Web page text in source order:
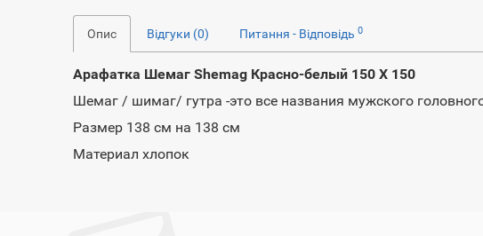
Опис Відгуки (0) Питання - Відповідь0
Арафатка Шемаг Shemag Красно-белый 150 Х 150
Шемаг / шимаг/ гутра -это все названия мужского
Размер 138 см на 138 см
Материал хлопок